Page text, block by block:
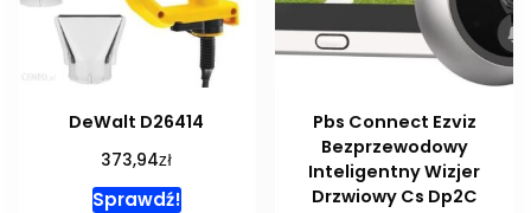
DeWalt D26414
373,94zł
Sprawdź!
Pbs Connect Ezviz
Bezprzewodowy
Inteligentny Wizjer
Drzwiowy Cs Dp2C